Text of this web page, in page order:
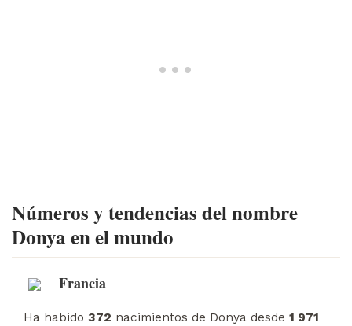
Números y tendencias del nombre
Donya en el mundo
Francia
Ha habido 372 nacimientos de Donya desde 1 971